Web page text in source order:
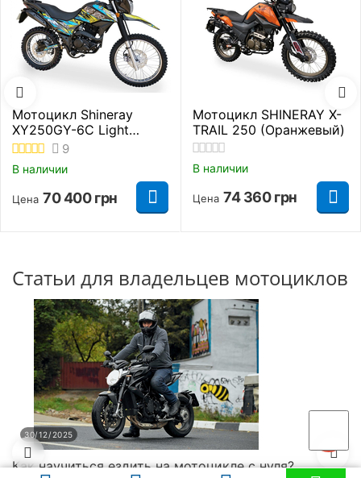
Мотоцикл Shineray
XY250GY-6C Light
Желто-синий
9
В наличии
Цена 70 400 грн
Мотоцикл SHINERAY X-
TRAIL 250 (Оранжевый)
В наличии
Цена 74 360 грн
Статьи для владельцев мотоциклов
30/12/2025
Как научиться ездить на мотоцикле с нуля?